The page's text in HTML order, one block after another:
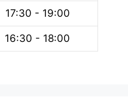
17:30 - 19:00
16:30 - 18:00